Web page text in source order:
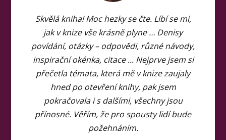
Skvělá kniha! Moc hezky se čte. Líbí se mi,
jak v knize vše krásně plyne … Denisy
povídání, otázky – odpovědi, různé návody,
inspirační okénka, citace ... Nejprve jsem si
přečetla témata, která mě v knize zaujaly
hned po otevření knihy, pak jsem
pokračovala i s dalšími, všechny jsou
přínosné. Věřím, že pro spousty lidí bude
požehnáním.